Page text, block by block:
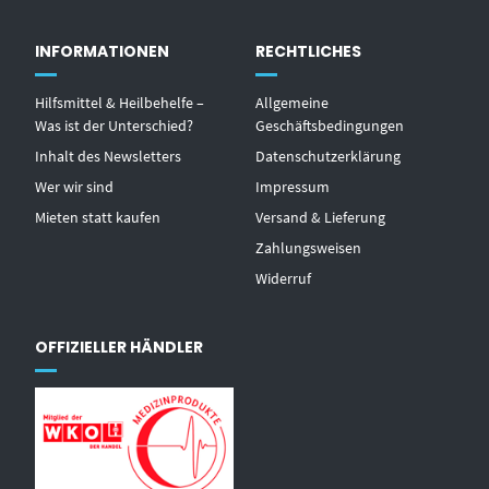
INFORMATIONEN
Hilfsmittel & Heilbehelfe –
Was ist der Unterschied?
Inhalt des Newsletters
Wer wir sind
Mieten statt kaufen
RECHTLICHES
Allgemeine
Geschäftsbedingungen
Datenschutzerklärung
Impressum
Versand & Lieferung
Zahlungsweisen
Widerruf
OFFIZIELLER HÄNDLER